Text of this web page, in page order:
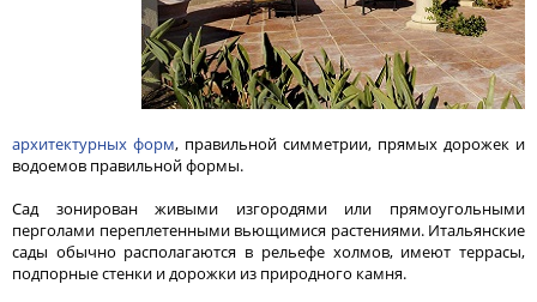
архитектурных форм, правильной симметрии, прямых дорожек и
водоемов правильной формы.
Сад зонирован живыми изгородями или прямоугольными
перголами переплетенными вьющимися растениями. Итальянские
сады обычно располагаются в рельефе холмов, имеют террасы,
подпорные стенки и дорожки из природного камня.